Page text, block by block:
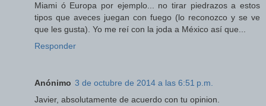
Miami ó Europa por ejemplo... no tirar piedrazos a estos
tipos que aveces juegan con fuego (lo reconozco y se ve
que les gusta). Yo me reí con la joda a México así que...
Responder
Anónimo 3 de octubre de 2014 a las 6:51 p.m.
Javier, absolutamente de acuerdo con tu opinion.